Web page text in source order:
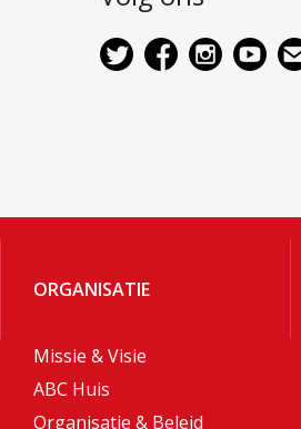
ORGANISATIE
Missie & Visie
ABC Huis
Organisatie & Beleid